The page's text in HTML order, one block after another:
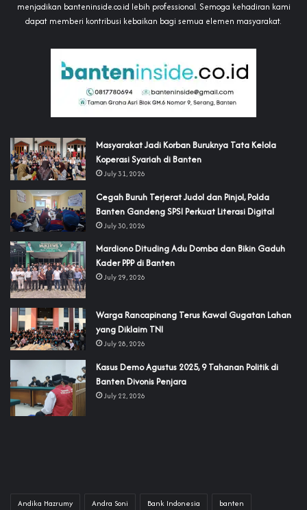
menjadikan banteninside.co.id lebih professional. Semoga kehadiran kami
dapat memberi kontribusi kebaikan bagi semua elemen masyarakat.
‎Masyarakat Jadi Korban Buruknya Tata Kelola
Koperasi Syariah di Banten
July 31, 2026
Cegah Buruh Terjerat Judol dan Pinjol, Polda
Banten Gandeng SPSI Perkuat Literasi Digital
July 30, 2026
‎Mardiono Dituding Adu Domba dan Bikin Gaduh
Kader PPP di Banten
July 29, 2026
‎Warga Rancapinang Terus Kawal Gugatan Lahan
yang Diklaim TNI‎‎
July 28, 2026
‎Kasus Demo Agustus 2025, 9 Tahanan Politik di
Banten Divonis Penjara
July 22, 2026
Andika Hazrumy Andra Soni Bank Indonesia banten